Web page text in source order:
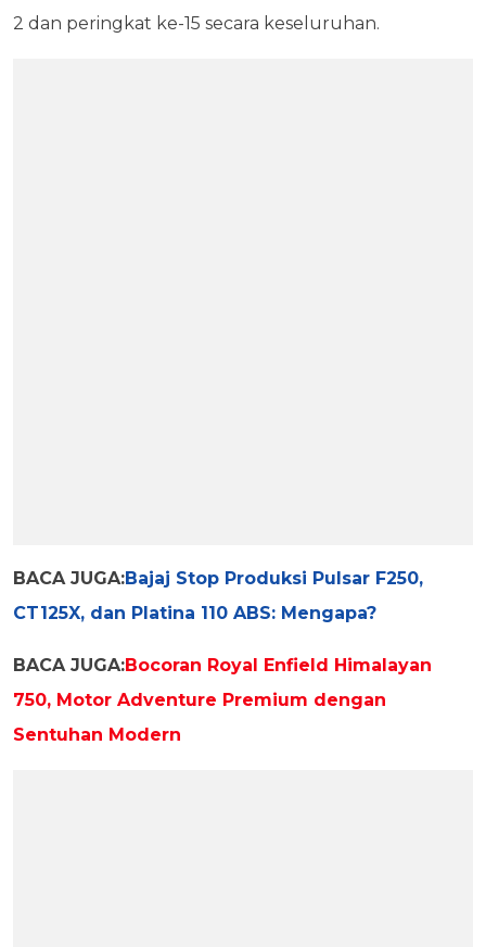
2 dan peringkat ke-15 secara keseluruhan.
BACA JUGA:Bajaj Stop Produksi Pulsar F250,
CT125X, dan Platina 110 ABS: Mengapa?
BACA JUGA:Bocoran Royal Enfield Himalayan
750, Motor Adventure Premium dengan
Sentuhan Modern